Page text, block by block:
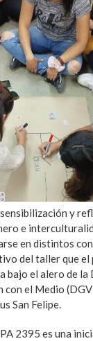
y
e
en distintos
del taller que el
bajo el alero de la
el Medio
San Felipe.
2395 es una